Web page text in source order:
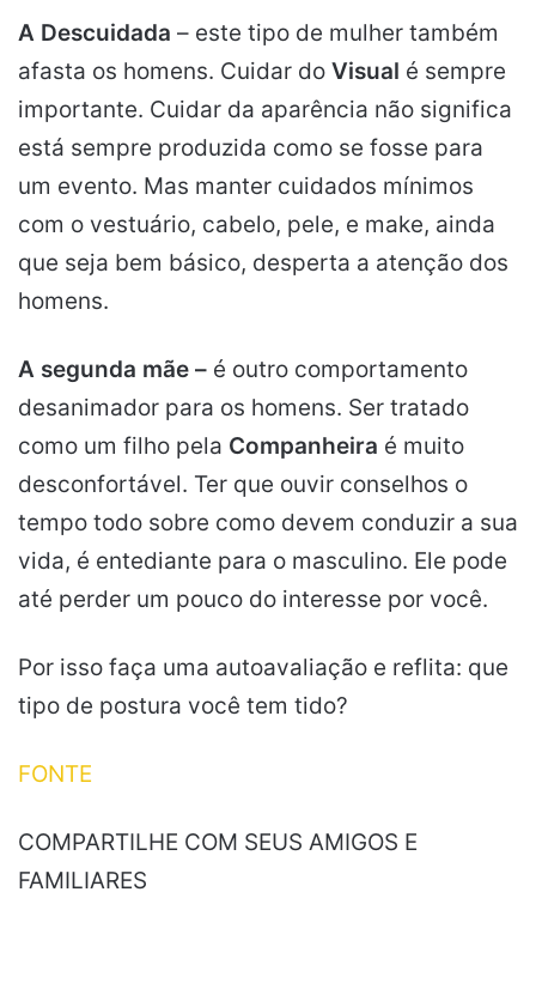
A Descuidada – este tipo de mulher também
afasta os homens. Cuidar do Visual é sempre
importante. Cuidar da aparência não significa
está sempre produzida como se fosse para
um evento. Mas manter cuidados mínimos
com o vestuário, cabelo, pele, e make, ainda
que seja bem básico, desperta a atenção dos
homens.
A segunda mãe – é outro comportamento
desanimador para os homens. Ser tratado
como um filho pela Companheira é muito
desconfortável. Ter que ouvir conselhos o
tempo todo sobre como devem conduzir a sua
vida, é entediante para o masculino. Ele pode
até perder um pouco do interesse por você.
Por isso faça uma autoavaliação e reflita: que
tipo de postura você tem tido?
FONTE
COMPARTILHE COM SEUS AMIGOS E
FAMILIARES